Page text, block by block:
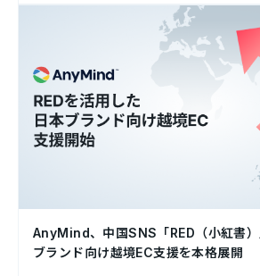
AnyMind、中国SNS「RED（小紅書
ブランド向け越境EC支援を本格展開